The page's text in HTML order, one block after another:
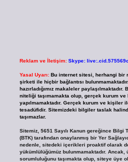
Reklam ve İletişim: Skype:
Yasal Uyarı: Bu internet sitesi, herhangi bir
şirketi ile hiçbir bağlantısı
hazırladığımız makaleler
niteliği taşımamakta olup, gerçek kurum ve
yapılmamaktadır. Gerçek kurum ve kişiler
tesadüfidir. Sitemizdeki bilgiler taslak
taşımazlar.
Sitemiz, 5651 Sayılı Kanun gereğince
(BTK) tarafından onaylanmış bir Yer
nedenle, sitedeki içerikleri proaktif olarak
yükümlülüğümüz bulunmamaktadır.
sorumluluğunu taşımakta olup, siteye üye